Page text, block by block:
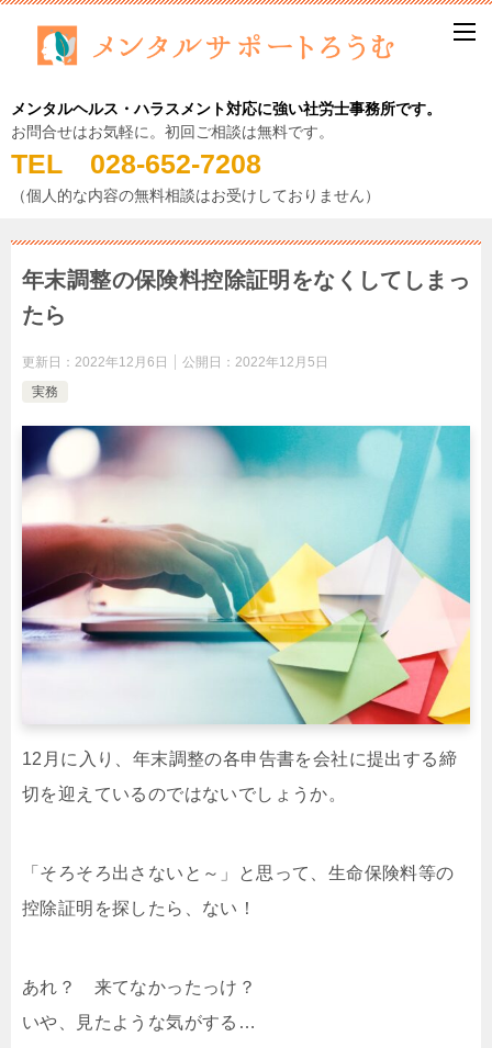
メンタルヘルス・ハラスメント対応に強い社労士事務所です。
お問合せはお気軽に。初回ご相談は無料です。
TEL 028-652-7208
（個人的な内容の無料相談はお受けしておりません）
年末調整の保険料控除証明をなくしてしまっ
たら
更新日： 2022年12月6日 公開日： 2022年12月5日
実務
12月に入り、年末調整の各申告書を会社に提出する締
切を迎えているのではないでしょうか。
「そろそろ出さないと～」と思って、生命保険料等の
控除証明を探したら、ない！
あれ？ 来てなかったっけ？
いや、見たような気がする…